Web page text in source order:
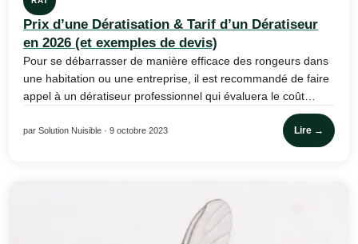
Prix d’une Dératisation & Tarif d’un Dératiseur
en 2026 (et exemples de devis)
Pour se débarrasser de manière efficace des rongeurs dans
une habitation ou une entreprise, il est recommandé de faire
appel à un dératiseur professionnel qui évaluera le coût…
par Solution Nuisible · 9 octobre 2023 Lire →